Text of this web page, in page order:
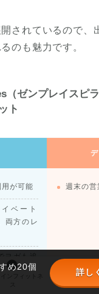
されているので、
のも魅力です。
（ゼンプレイスピ
ト
が可能
ベート
両方のレ
ヨガも追
れる
週末の営
オンラインパー
め20個
詳し